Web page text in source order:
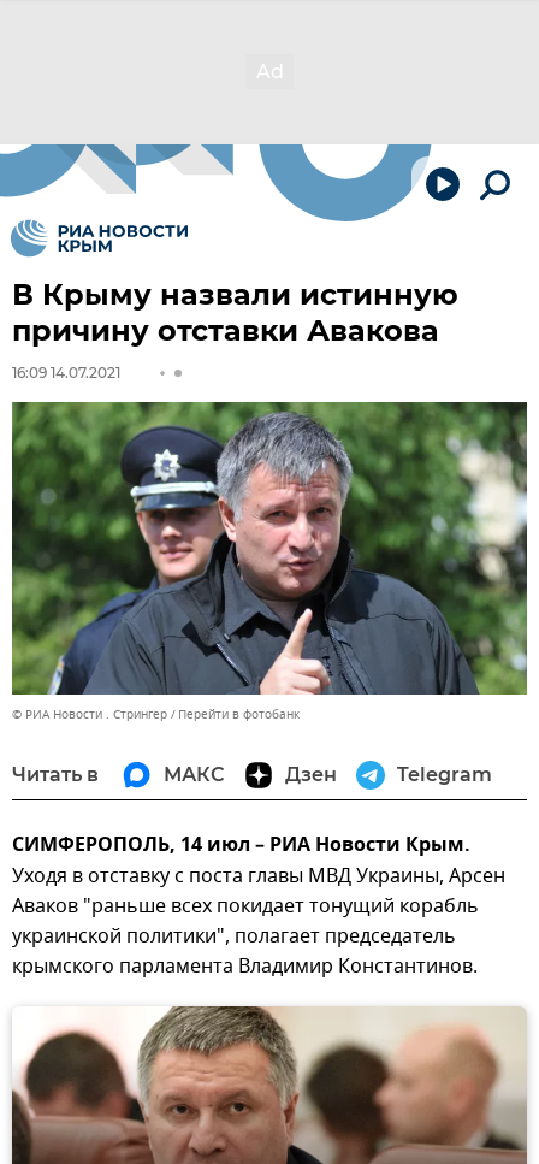
В Крыму назвали истинную
причину отставки Авакова
16:09 14.07.2021
© РИА Новости . Стрингер Перейти в фотобанк
Читать в МАКС Дзен Telegram
СИМФЕРОПОЛЬ, 14 июл – РИА Новости Крым.
Уходя в отставку с поста главы МВД Украины, Арсен
Аваков "раньше всех покидает тонущий корабль
украинской политики", полагает председатель
крымского парламента Владимир Константинов.